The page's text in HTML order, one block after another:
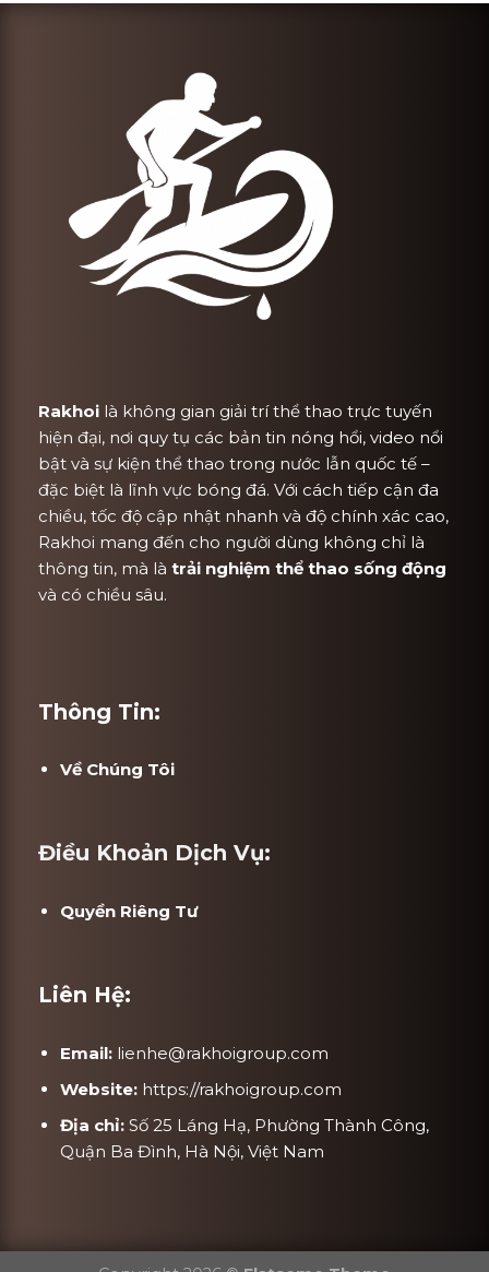
Rakhoi là không gian giải trí thể thao trực tuyến
hiện đại, nơi quy tụ các bản tin nóng hổi, video nổi
bật và sự kiện thể thao trong nước lẫn quốc tế –
đặc biệt là lĩnh vực bóng đá. Với cách tiếp cận đa
chiều, tốc độ cập nhật nhanh và độ chính xác cao,
Rakhoi mang đến cho người dùng không chỉ là
thông tin, mà là trải nghiệm thể thao sống động
và có chiều sâu.
Thông Tin:
Về Chúng Tôi
Điều Khoản Dịch Vụ:
Quyền Riêng Tư
Liên Hệ:
Email: lienhe@rakhoigroup.com
Website: https://rakhoigroup.com
Địa chỉ: Số 25 Láng Hạ, Phường Thành Công,
Quận Ba Đình, Hà Nội, Việt Nam